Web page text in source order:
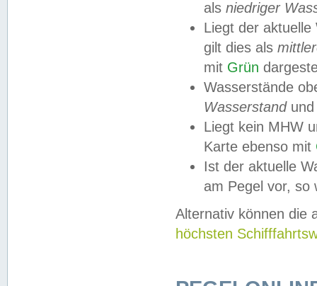
als niedriger
Liegt der
gilt dies als
mit Grün
Wasserstände
Wasserstandund
Liegt kein MHW
Karte ebenso mit
Ist der aktuelle
am Pegel vor,
Alternativ können die
höchsten